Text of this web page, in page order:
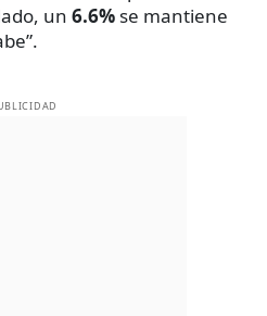
un 6.6% se mantiene